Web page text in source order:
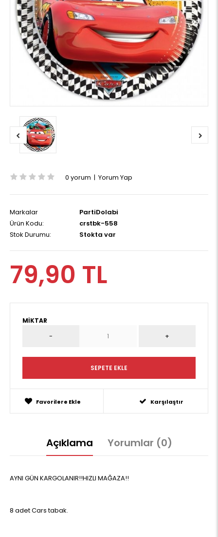
0 yorum | Yorum Yap
Markalar
PartiDolabi
Ürün Kodu:
crstbk-558
Stok Durumu:
Stokta var
79,90 TL
MIKTAR
Favorilere Ekle Karşılaştır
Açıklama Yorumlar (0)
AYNI GÜN KARGOLANIR!!HIZLI MAĞAZA!!
8 adet Cars tabak.